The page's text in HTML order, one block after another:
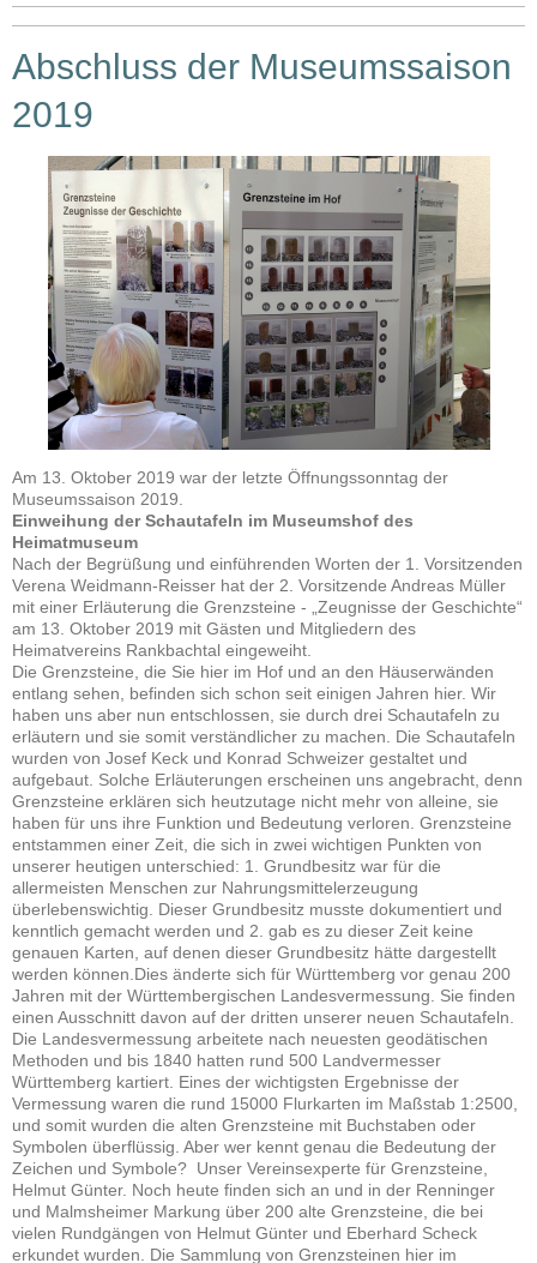
Abschluss der Museumssaison
2019
Am 13. Oktober 2019 war der letzte Öffnungssonntag der
Museumssaison 2019.
Einweihung der Schautafeln im Museumshof des
Heimatmuseum
Nach der Begrüßung und einführenden Worten der 1. Vorsitzenden
Verena Weidmann-Reisser hat der 2. Vorsitzende Andreas Müller
mit einer Erläuterung die Grenzsteine - „Zeugnisse der Geschichte“
am 13. Oktober 2019 mit Gästen und Mitgliedern des
Heimatvereins Rankbachtal eingeweiht.
Die Grenzsteine, die Sie hier im Hof und an den Häuserwänden
entlang sehen, befinden sich schon seit einigen Jahren hier. Wir
haben uns aber nun entschlossen, sie durch drei Schautafeln zu
erläutern und sie somit verständlicher zu machen. Die Schautafeln
wurden von Josef Keck und Konrad Schweizer gestaltet und
aufgebaut. Solche Erläuterungen erscheinen uns angebracht, denn
Grenzsteine erklären sich heutzutage nicht mehr von alleine, sie
haben für uns ihre Funktion und Bedeutung verloren. Grenzsteine
entstammen einer Zeit, die sich in zwei wichtigen Punkten von
unserer heutigen unterschied: 1. Grundbesitz war für die
allermeisten Menschen zur Nahrungsmittelerzeugung
überlebenswichtig. Dieser Grundbesitz musste dokumentiert und
kenntlich gemacht werden und 2. gab es zu dieser Zeit keine
genauen Karten, auf denen dieser Grundbesitz hätte dargestellt
werden können.Dies änderte sich für Württemberg vor genau 200
Jahren mit der Württembergischen Landesvermessung. Sie finden
einen Ausschnitt davon auf der dritten unserer neuen Schautafeln.
Die Landesvermessung arbeitete nach neuesten geodätischen
Methoden und bis 1840 hatten rund 500 Landvermesser
Württemberg kartiert. Eines der wichtigsten Ergebnisse der
Vermessung waren die rund 15000 Flurkarten im Maßstab 1:2500,
und somit wurden die alten Grenzsteine mit Buchstaben oder
Symbolen überflüssig. Aber wer kennt genau die Bedeutung der
Zeichen und Symbole? Unser Vereinsexperte für Grenzsteine,
Helmut Günter. Noch heute finden sich an und in der Renninger
und Malmsheimer Markung über 200 alte Grenzsteine, die bei
vielen Rundgängen von Helmut Günter und Eberhard Scheck
erkundet wurden. Die Sammlung von Grenzsteinen hier im